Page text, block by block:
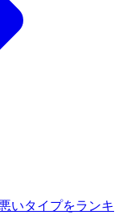
いタイプをランキ